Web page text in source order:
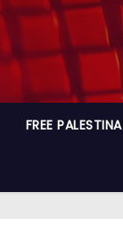
FREE PALESTINA